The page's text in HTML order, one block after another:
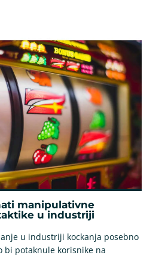
manipulativne
u industriji
u industriji kockanja posebno
bi potaknule korisnike na